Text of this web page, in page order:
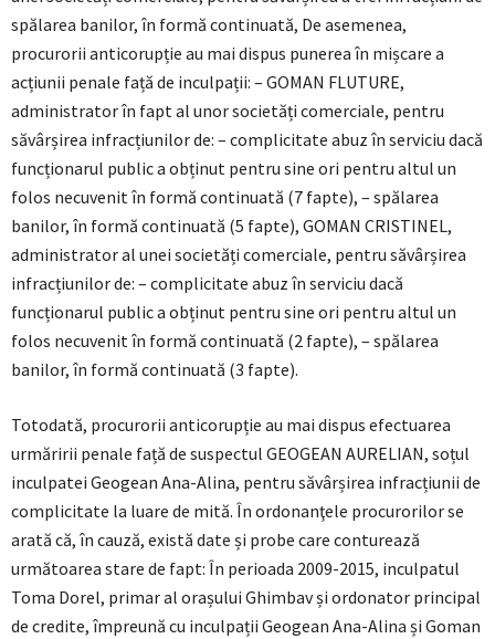
spălarea banilor, în formă continuată, De asemenea,
procurorii anticorupție au mai dispus punerea în mișcare a
acțiunii penale față de inculpații: – GOMAN FLUTURE,
administrator în fapt al unor societăți comerciale, pentru
săvârșirea infracțiunilor de: – complicitate abuz în serviciu dacă
funcționarul public a obținut pentru sine ori pentru altul un
folos necuvenit în formă continuată (7 fapte), – spălarea
banilor, în formă continuată (5 fapte), GOMAN CRISTINEL,
administrator al unei societăți comerciale, pentru săvârșirea
infracțiunilor de: – complicitate abuz în serviciu dacă
funcționarul public a obținut pentru sine ori pentru altul un
folos necuvenit în formă continuată (2 fapte), – spălarea
banilor, în formă continuată (3 fapte).
Totodată, procurorii anticorupție au mai dispus efectuarea
urmăririi penale față de suspectul GEOGEAN AURELIAN, soțul
inculpatei Geogean Ana-Alina, pentru săvârșirea infracțiunii de
complicitate la luare de mită. În ordonanţele procurorilor se
arată că, în cauză, există date și probe care conturează
următoarea stare de fapt: În perioada 2009-2015, inculpatul
Toma Dorel, primar al orașului Ghimbav și ordonator principal
de credite, împreună cu inculpații Geogean Ana-Alina și Goman